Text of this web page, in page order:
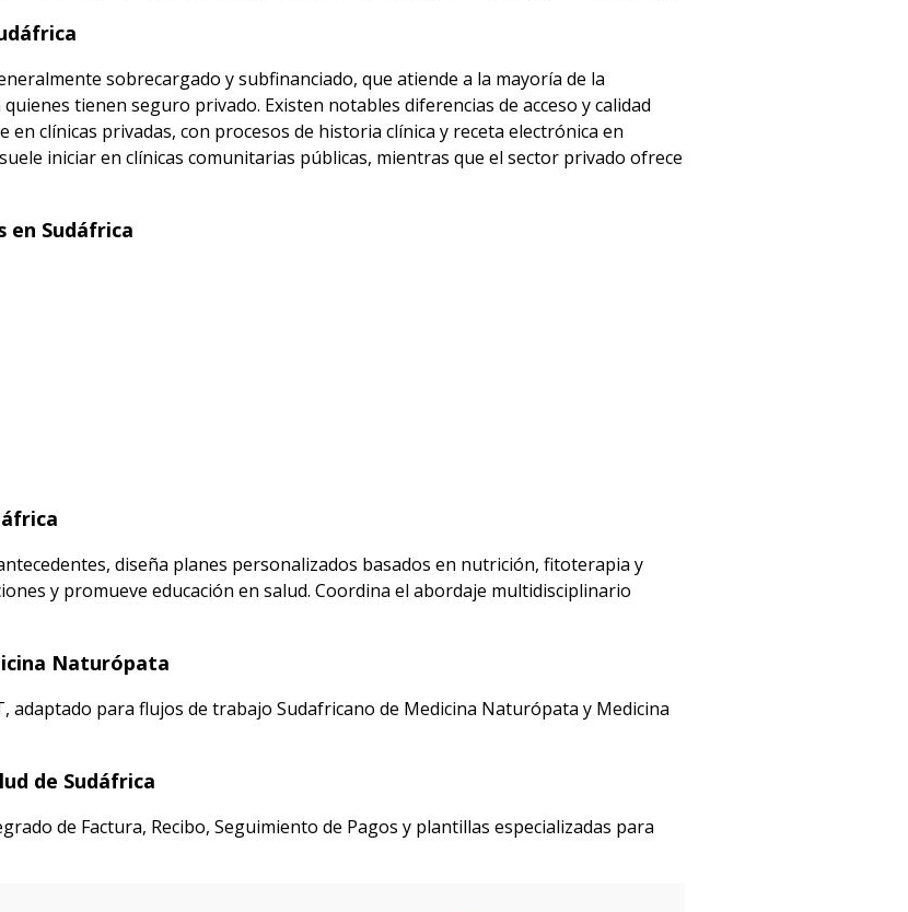
sobrecargado y subfinanciado, que atiende a la mayoría de la
tienen seguro privado. Existen notables diferencias de acceso y calidad
clínicas privadas, con procesos de historia clínica y receta electrónica en
iniciar en clínicas comunitarias públicas, mientras que el sector privado ofrece
en Sudáfrica
diseña planes personalizados basados en nutrición, fitoterapia y
y promueve educación en salud. Coordina el abordaje multidisciplinario
Naturópata
para flujos de trabajo Sudafricano de Medicina Naturópata y Medicina
de Sudáfrica
de Factura, Recibo, Seguimiento de Pagos y plantillas especializadas para